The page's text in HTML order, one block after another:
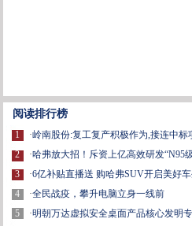
阅读排行榜
1
2
3
4
5
·岭南股份:复工复产积极作为,接连中标
·哈弗放大招！斥资上亿高效研发“N95
·6亿补贴直播送 购哈弗SUV开启美好
·全民战疫，攀升电脑立身一线前
·明朝万达虚拟安全桌面产品核心发明